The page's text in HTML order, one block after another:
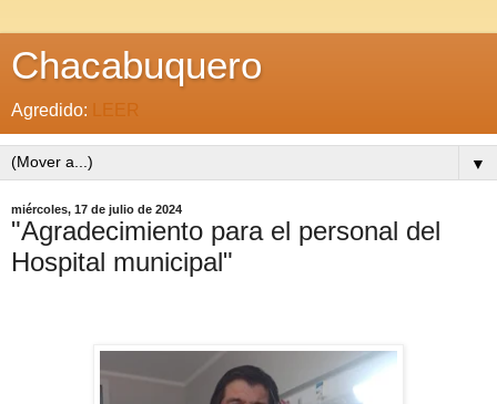
Chacabuquero
Agredido: LEER
▼
miércoles, 17 de julio de 2024
"Agradecimiento para el personal del
Hospital municipal"